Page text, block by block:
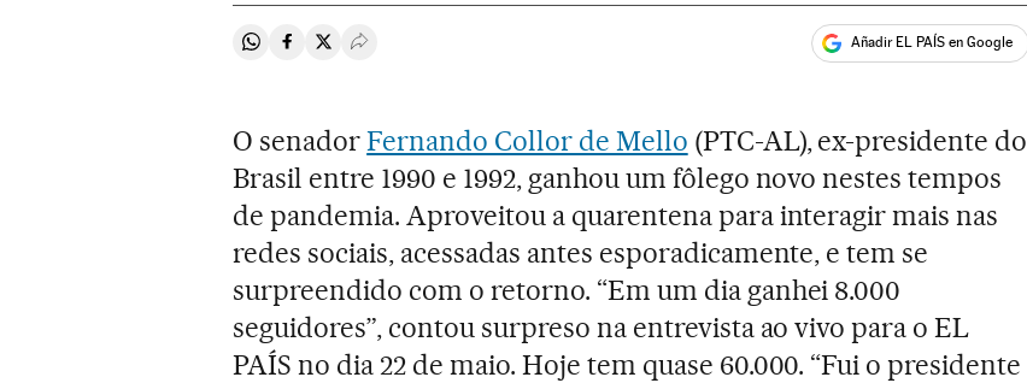
Compartir en Whatsapp
Compartir en Facebook
Compartir en Twitter
Desplegar Redes Sociales Añadir EL PAÍS en Google
O senadorFernando Collor de Mello (PTC-AL), ex-presidente do
Brasil entre 1990 e 1992, ganhou um fôlego novo nestes tempos
de pandemia. Aproveitou a quarentena para interagir mais nas
redes sociais, acessadas antes esporadicamente, e tem se
surpreendido com o retorno. “Em um dia ganhei 8.000
seguidores”, contou surpreso na entrevista ao vivo para o EL
PAÍS no dia 22 de maio. Hoje tem quase 60.000. “Fui o presidente